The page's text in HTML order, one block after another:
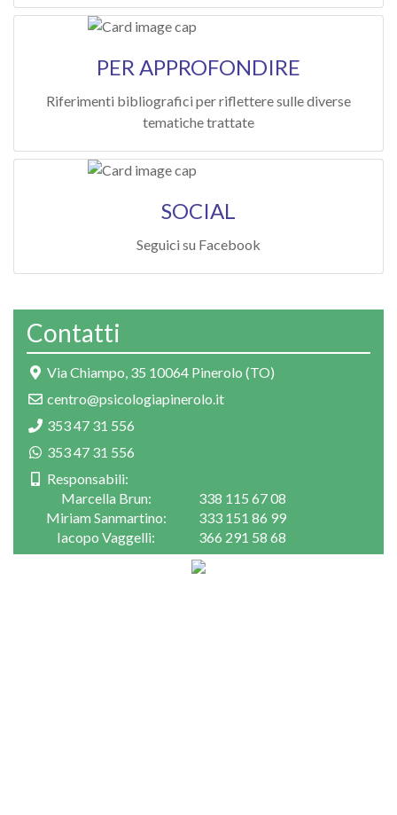
PER APPROFONDIRE
Riferimenti bibliografici per riflettere sulle diverse
tematiche trattate
SOCIAL
Seguici su Facebook
Contatti
Via Chiampo, 35 10064 Pinerolo (TO)
centro@psicologiapinerolo.it
353 47 31 556
353 47 31 556
Responsabili:
Marcella Brun:
338 115 67 08
Miriam Sanmartino:
333 151 86 99
Iacopo Vaggelli:
366 291 58 68